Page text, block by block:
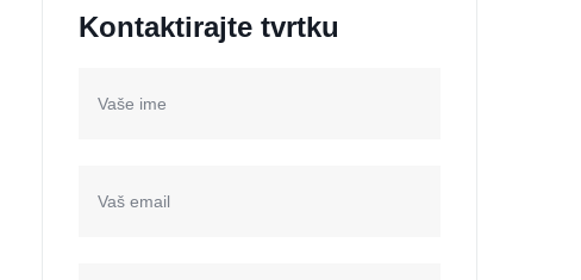
Kontaktirajte tvrtku